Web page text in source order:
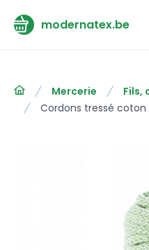
modernatex.be
Mercerie Fils,
Cordons tressé coton